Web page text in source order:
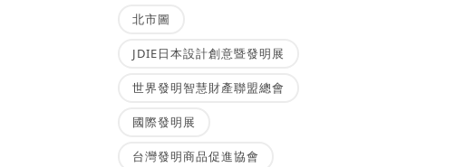
北市圖
JDIE日本設計創意暨發明展
世界發明智慧財產聯盟總會
國際發明展
台灣發明商品促進協會